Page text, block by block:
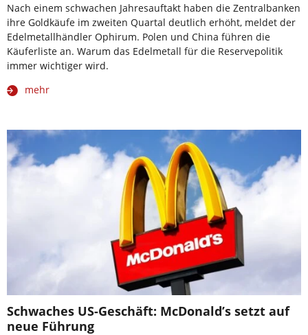
Nach einem schwachen Jahresauftakt haben die Zentralbanken
ihre Goldkäufe im zweiten Quartal deutlich erhöht, meldet der
Edelmetallhändler Ophirum. Polen und China führen die
Käuferliste an. Warum das Edelmetall für die Reservepolitik
immer wichtiger wird.
mehr
Schwaches US-Geschäft: McDonald’s setzt auf
neue Führung